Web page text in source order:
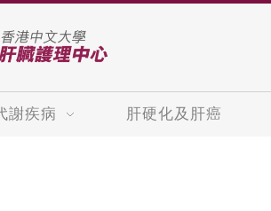
謝疾病 肝硬化及肝癌